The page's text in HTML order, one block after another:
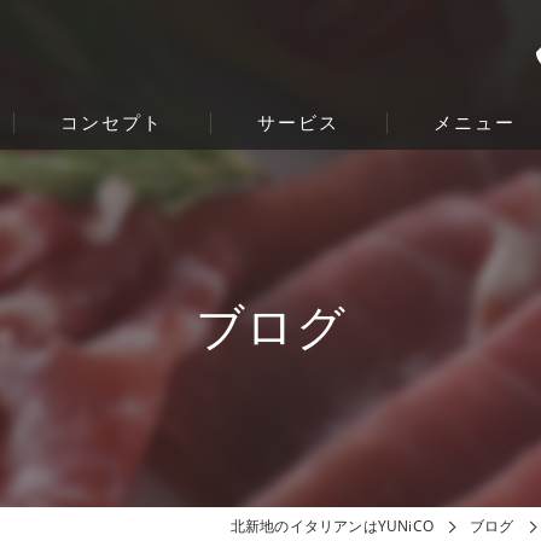
コンセプト サービス メニュー
ブログ
北新地のイタリアンはYUNiCO ブログ